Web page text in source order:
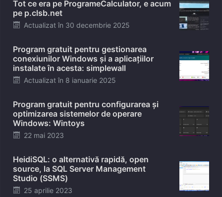
Tot ce era pe ProgrameCalculator, e acum
pe p.clsb.net
Posted
Actualizat în 30 decembrie 2025
Program gratuit pentru gestionarea
conexiunilor Windows și a aplicațiilor
instalate în acesta: simplewall
Posted
Actualizat în 8 ianuarie 2025
Program gratuit pentru configurarea și
optimizarea sistemelor de operare
Windows: Wintoys
Posted
22 mai 2023
HeidiSQL: o alternativă rapidă, open
source, la SQL Server Management
Studio (SSMS)
Posted
25 aprilie 2023